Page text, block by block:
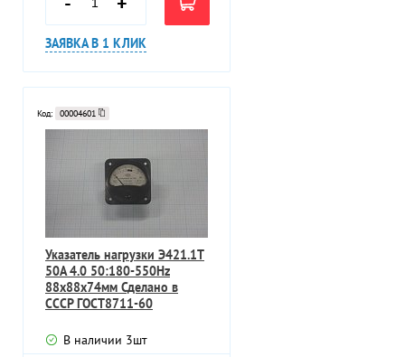
ЗАЯВКА В 1 КЛИК
Код: 00004601
Указатель нагрузки Э421.1Т
50А 4.0 50:180-550Hz
88х88х74мм Сделано в
СССР ГОСТ8711-60
В наличии 3шт